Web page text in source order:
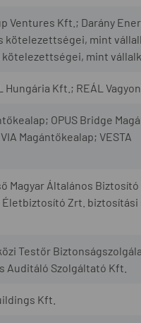
Ventures Kft.; Darány
kötelezettségei, mint
mint
Kft.; REÁL
OPUS Bridge
Magántőkealap; VESTA
Magyar Általános
Életbiztosító Zrt. biztosítási
Testőr
Auditáló Szolgáltató Kft.
Kft.